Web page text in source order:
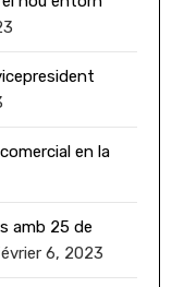
en la
amb 25 de
6, 2023